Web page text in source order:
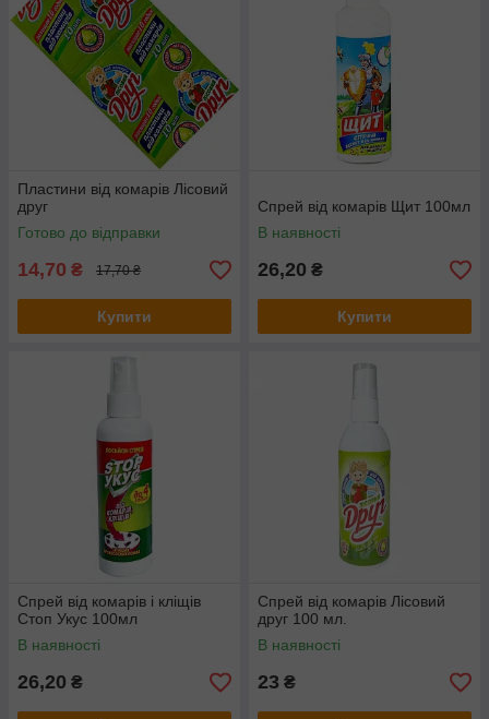
Пластини від комарів Лісовий
друг
Готово до відправки
14,70 ₴ 17,70 ₴
Купити
Спрей від комарів Щит 100мл
В наявності
26,20 ₴
Купити
Спрей від комарів і кліщів
Стоп Укус 100мл
В наявності
26,20 ₴
Спрей від комарів Лісовий
друг 100 мл.
В наявності
23 ₴